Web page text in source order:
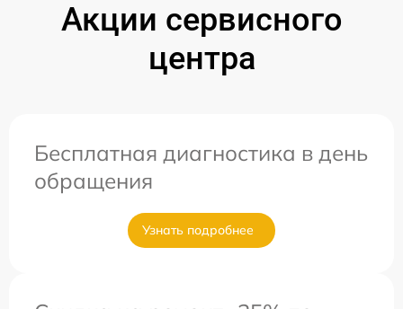
Акции сервисного
центра
Бесплатная диагностика в день
обращения
Узнать подробнее